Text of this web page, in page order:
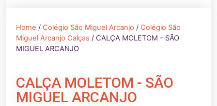
Home / Colégio São Miguel Arcanjo / Colégio São
Miguel Arcanjo Calças / CALÇA MOLETOM – SÃO
MIGUEL ARCANJO
CALÇA MOLETOM - SÃO
MIGUEL ARCANJO